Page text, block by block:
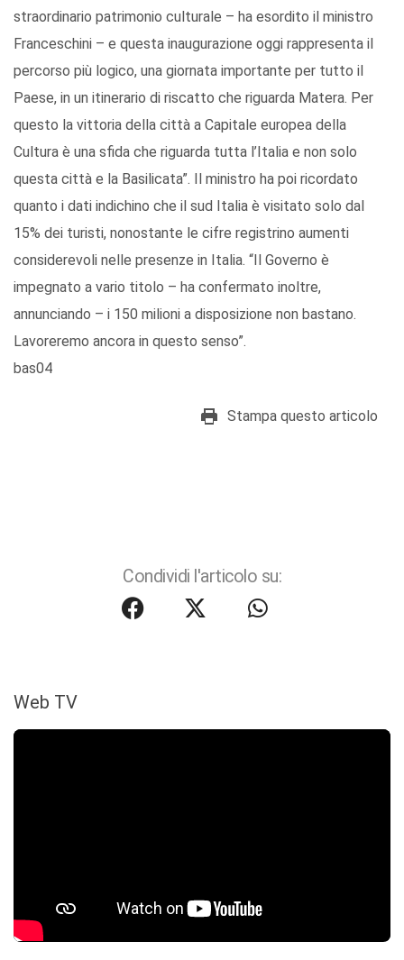
straordinario patrimonio culturale – ha esordito il ministro
Franceschini – e questa inaugurazione oggi rappresenta il
percorso più logico, una giornata importante per tutto il
Paese, in un itinerario di riscatto che riguarda Matera. Per
questo la vittoria della città a Capitale europea della
Cultura è una sfida che riguarda tutta l’Italia e non solo
questa città e la Basilicata”. Il ministro ha poi ricordato
quanto i dati indichino che il sud Italia è visitato solo dal
15% dei turisti, nonostante le cifre registrino aumenti
considerevoli nelle presenze in Italia. “Il Governo è
impegnato a vario titolo – ha confermato inoltre,
annunciando – i 150 milioni a disposizione non bastano.
Lavoreremo ancora in questo senso”.
bas04
Stampa questo articolo
Condividi l'articolo su:
Web TV